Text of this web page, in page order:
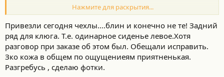
А я , честно говоря думал, что они в курсе. Так уверенно
приняли заказ и вопросов даже не задали.
Нажмите для раскрытия...
Привезли сегодня чехлы....блин и конечно не те! Задний
ряд для клюга. Т.е. одинарное сиденье левое.Хотя
разговор при заказе об этом был. Обещали исправить.
Зко кожа в общем по ощущениеям приятненькая.
Разгребусь , сделаю фотки.